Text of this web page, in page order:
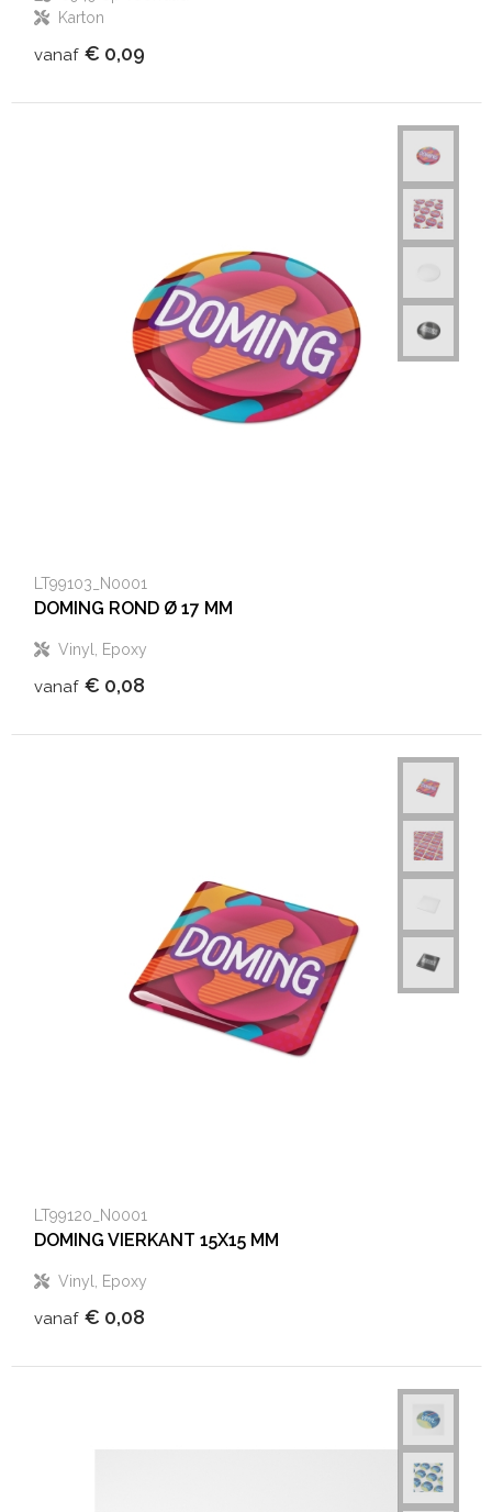
Karton
vanaf € 0,09
LT99103_N0001
DOMING ROND Ø 17 MM
Vinyl, Epoxy
vanaf € 0,08
LT99120_N0001
DOMING VIERKANT 15X15 MM
Vinyl, Epoxy
vanaf € 0,08